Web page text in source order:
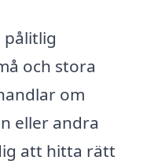
pålitlig
och stora
om
eller andra
att hitta rätt